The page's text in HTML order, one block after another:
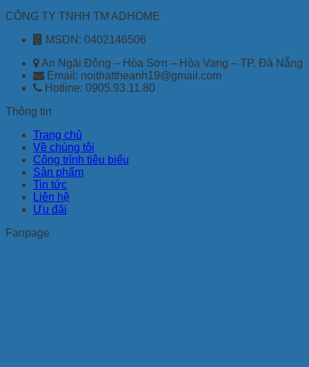
CÔNG TY TNHH TM ADHOME
MSDN: 0402146506
An Ngãi Đông – Hòa Sơn – Hòa Vang – TP. Đà Nẵng
Email: noithattheanh19@gmail.com
Hotline: 0905.93.11.80
Thông tin
Trang chủ
Về chúng tôi
Công trình tiêu biểu
Sản phẩm
Tin tức
Liên hệ
Ưu đãi
Fanpage